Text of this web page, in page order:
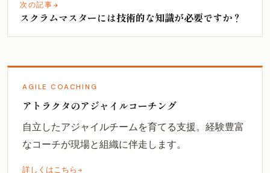
次の記事
スクラムマスターには技術的な知識が必要ですか？
AGILE COACHING
アトラクタのアジャイルコーチング
自立したアジャイルチームを育てる支援。経験豊富
なコーチが現場と組織に伴走します。
詳しくはこちら